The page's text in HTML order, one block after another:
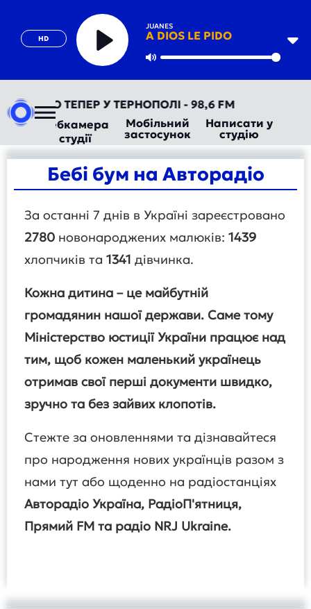
HD
JUANES
A DIOS LE PIDO
Play
ТЕПЕР У ТЕРНОПОЛІ - 98,6 FM
Вебкамера
студії
Мобільний
застосунок
Написати у
студію
Бебі бум на Авторадіо
За останні 7 днів в Україні зареєстровано
2780 новонароджених малюків: 1439
хлопчиків та 1341 дівчинка.
Кожна дитина – це майбутній
громадянин нашої держави. Саме тому
Міністерство юстиції України працює над
тим, щоб кожен маленький українець
отримав свої перші документи швидко,
зручно та без зайвих клопотів.
Стежте за оновленнями та дізнавайтеся
про народження нових українців разом з
нами тут або щоденно на радіостанціях
Авторадіо Україна, РадіоП'ятниця,
Прямий FM та радіо NRJ Ukraine.